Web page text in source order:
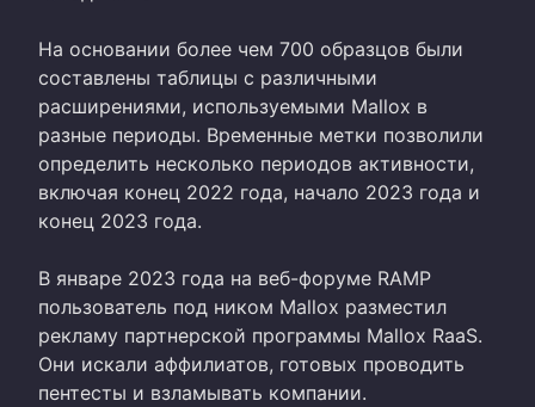
На основании более чем 700 образцов были
составлены таблицы с различными
расширениями, используемыми Mallox в
разные периоды. Временные метки позволили
определить несколько периодов активности,
включая конец 2022 года, начало 2023 года и
конец 2023 года.
В январе 2023 года на веб-форуме RAMP
пользователь под ником Mallox разместил
рекламу партнерской программы Mallox RaaS.
Они искали аффилиатов, готовых проводить
пентесты и взламывать компании.